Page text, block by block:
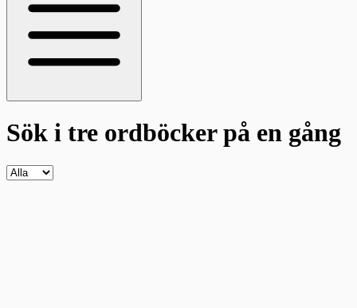
Sök i tre ordböckerpå en gång